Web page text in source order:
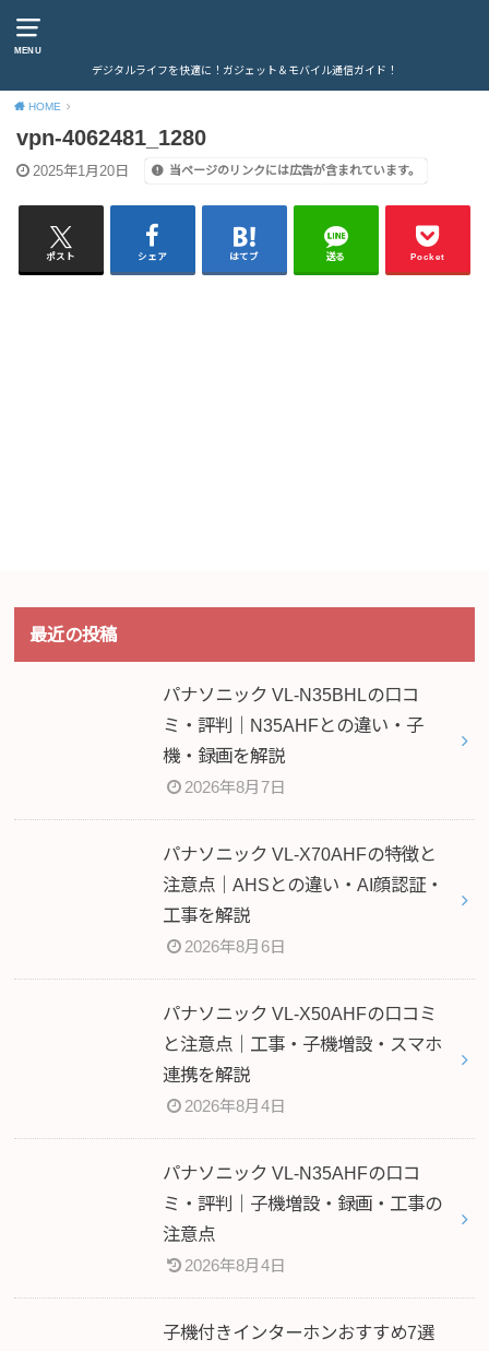
MENU
デジタルライフを快適に！ガジェット＆モバイル通信ガイド！
HOME
vpn-4062481_1280
2025年1月20日 当ページのリンクには広告が含まれています。
ポスト シェア はてブ 送る Pocket
最近の投稿
パナソニック VL-N35BHLの口コ
ミ・評判｜N35AHFとの違い・子
機・録画を解説
2026年8月7日
パナソニック VL-X70AHFの特徴と
注意点｜AHSとの違い・AI顔認証・
工事を解説
2026年8月6日
パナソニック VL-X50AHFの口コミ
と注意点｜工事・子機増設・スマホ
連携を解説
2026年8月4日
パナソニック VL-N35AHFの口コ
ミ・評判｜子機増設・録画・工事の
注意点
2026年8月4日
子機付きインターホンおすすめ7選